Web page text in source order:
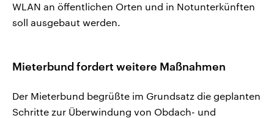
WLAN an öffentlichen Orten und in Notunterkünften
soll ausgebaut werden.
Mieterbund fordert weitere Maßnahmen
Der Mieterbund begrüßte im Grundsatz die geplanten
Schritte zur Überwindung von Obdach- und